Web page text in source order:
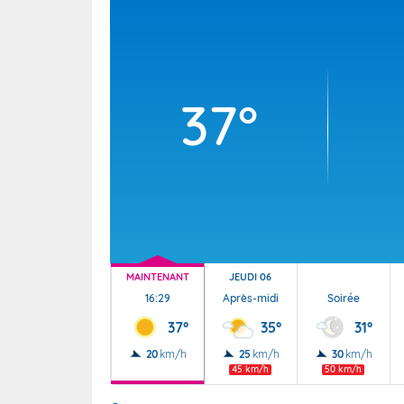
37°
MAINTENANT
16:29
37°
20 km/h
JEUDI 06
Après-midi
35°
25 km/h
45 km/h
Soirée
31°
30 km/h
50 km/h